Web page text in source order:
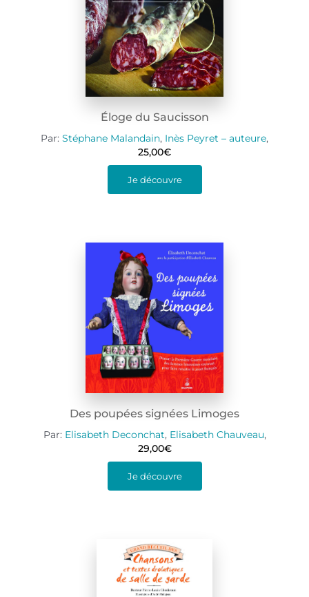
Éloge du Saucisson
Par: Stéphane Malandain, Inès Peyret – auteure,
25,00€
Je découvre
Des poupées signées Limoges
Par: Elisabeth Deconchat, Elisabeth Chauveau,
29,00€
Je découvre